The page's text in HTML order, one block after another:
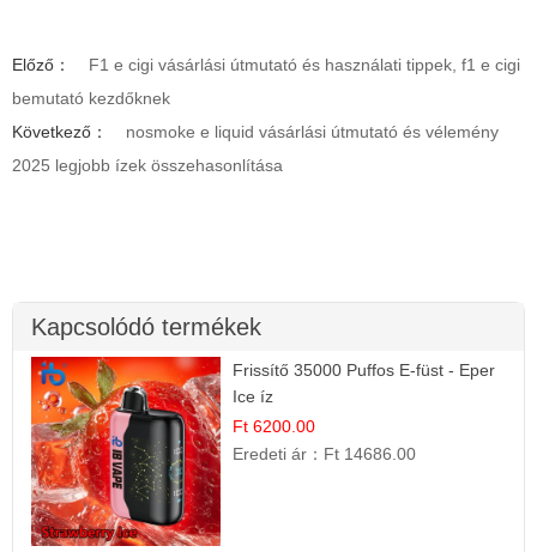
Előző：
F1 e cigi vásárlási útmutató és használati tippek, f1 e cigi
bemutató kezdőknek
Következő：
nosmoke e liquid vásárlási útmutató és vélemény
2025 legjobb ízek összehasonlítása
Kapcsolódó termékek
Frissítő 35000 Puffos E-füst - Eper
Ice íz
Ft 6200.00
Eredeti ár： Ft 14686.00